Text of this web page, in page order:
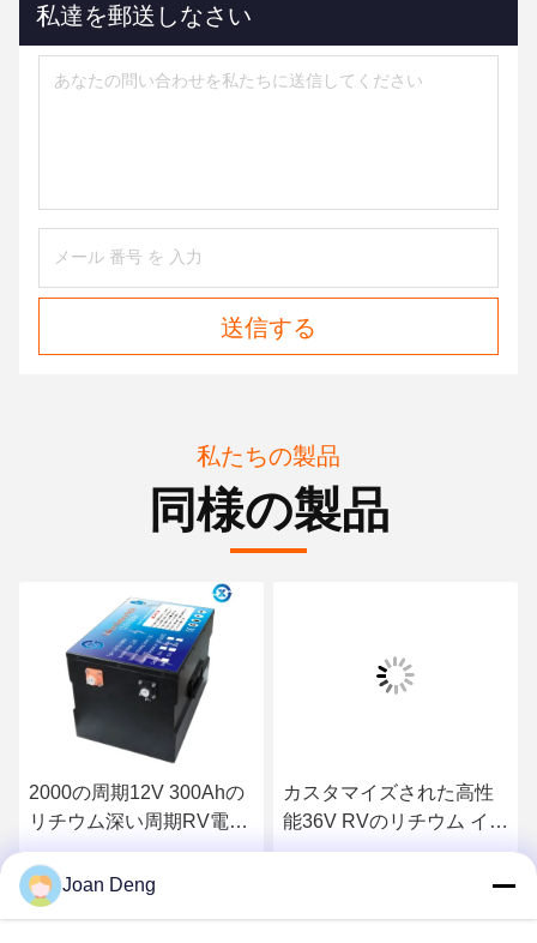
私達を郵送しなさい
送信する
私たちの製品
同様の製品
2000の周期12V 300Ahの
リチウム深い周期RV電池
に
最高 の 価格 を 入手 する
カスタマイズされた高性
能36V RVのリチウム イオ
ン電池
最高 の 価格 を 入手 する
Joan Deng